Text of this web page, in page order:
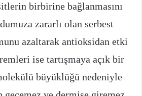
birbirine bağlanmasını
zararlı olan serbest
azaltarak antioksidan etki
ise tartışmaya açık bir
büyüklüğü nedeniyle